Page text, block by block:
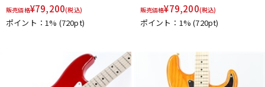
販売価格¥79,200(税込)
ポイント：1% (720pt)
販売価格¥79,200(税込)
ポイント：1%(720pt)